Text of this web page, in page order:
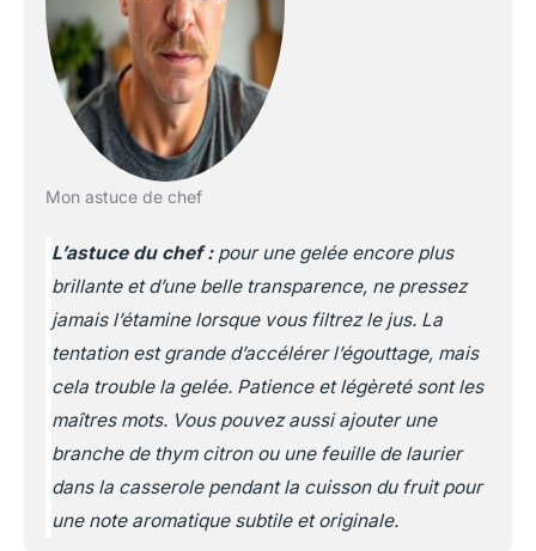
Mon astuce de chef
L’astuce du chef :pour une gelée encore plus
brillante et d’une belle transparence, ne pressez
jamais l’étamine lorsque vous filtrez le jus. La
tentation est grande d’accélérer l’égouttage, mais
cela trouble la gelée. Patience et légèreté sont les
maîtres mots. Vous pouvez aussi ajouter une
branche de thym citron ou une feuille de laurier
dans la casserole pendant la cuisson du fruit pour
une note aromatique subtile et originale.